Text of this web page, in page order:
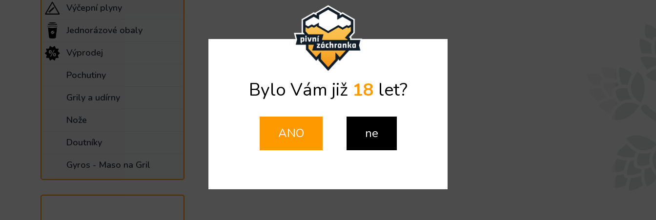
Výčepní plyny
Jednorázové obaly
Výprodej
Pochutiny
Grily a udírny
Nože
Doutníky
Gyros - Maso na Gril
Bylo Vám již 18 let?
ANO ne